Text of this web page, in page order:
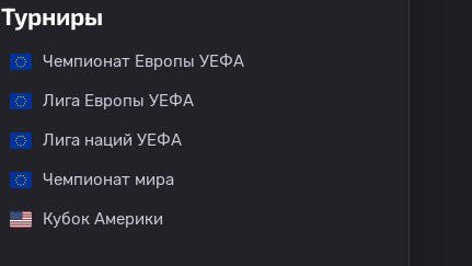
Турниры
Чемпионат Европы УЕФА
Лига Европы УЕФА
Лига наций УЕФА
Чемпионат мира
Кубок Америки